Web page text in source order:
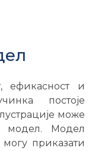
ефикасност и
постоје
може
модел. Модел
могу приказати